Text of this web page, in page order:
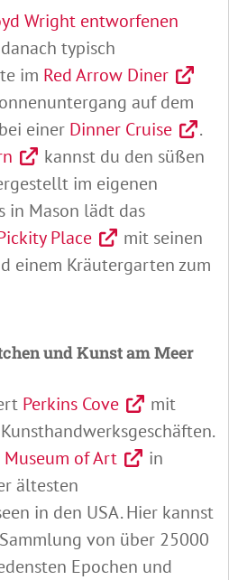
Wright entworfenen
typisch
im Red Arrow Diner
auf dem
einer Dinner Cruise
.
kannst du den süßen
im eigenen
in Mason lädt das
Place
mit seinen
einem Kräutergarten zum
und Kunst am Meer
Perkins Cove
mit
of Art
in
ältesten
in den USA. Hier kannst
von über 25000
Epochen und